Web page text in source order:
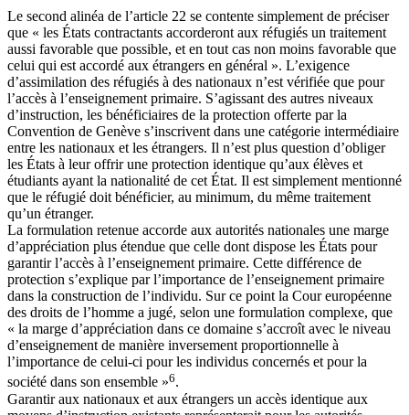
Le second alinéa de l’article 22 se contente simplement de préciser
que « les États contractants accorderont aux réfugiés un traitement
aussi favorable que possible, et en tout cas non moins favorable que
celui qui est accordé aux étrangers en général ». L’exigence
d’assimilation des réfugiés à des nationaux n’est vérifiée que pour
l’accès à l’enseignement primaire. S’agissant des autres niveaux
d’instruction, les bénéficiaires de la protection offerte par la
Convention de Genève s’inscrivent dans une catégorie intermédiaire
entre les nationaux et les étrangers. Il n’est plus question d’obliger
les États à leur offrir une protection identique qu’aux élèves et
étudiants ayant la nationalité de cet État. Il est simplement mentionné
que le réfugié doit bénéficier, au minimum, du même traitement
qu’un étranger.
La formulation retenue accorde aux autorités nationales une marge
d’appréciation plus étendue que celle dont dispose les États pour
garantir l’accès à l’enseignement primaire. Cette différence de
protection s’explique par l’importance de l’enseignement primaire
dans la construction de l’individu. Sur ce point la Cour européenne
des droits de l’homme a jugé, selon une formulation complexe, que
« la marge d’appréciation dans ce domaine s’accroît avec le niveau
d’enseignement de manière inversement proportionnelle à
l’importance de celui-ci pour les individus concernés et pour la
société dans son ensemble »6.
Garantir aux nationaux et aux étrangers un accès identique aux